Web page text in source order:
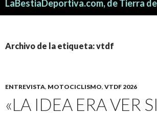
Archivo de la etiqueta: vtdf
ENTREVISTA, MOTOCICLISMO, VTDF 2026
«LA IDEA ERA VER SI